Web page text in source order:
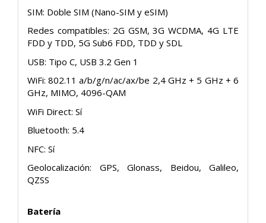
SIM: Doble SIM (Nano-SIM y eSIM)
Redes compatibles: 2G GSM, 3G WCDMA, 4G LTE
FDD y TDD, 5G Sub6 FDD, TDD y SDL
USB: Tipo C, USB 3.2 Gen 1
WiFi: 802.11 a/b/g/n/ac/ax/be 2,4 GHz + 5 GHz + 6
GHz, MIMO, 4096-QAM
WiFi Direct: Sí
Bluetooth: 5.4
NFC: Sí
Geolocalización: GPS, Glonass, Beidou, Galileo,
QZSS
Batería